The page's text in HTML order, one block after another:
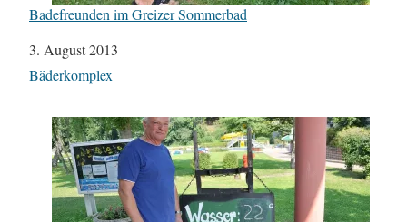
Badefreunden im Greizer Sommerbad
Datum
3. August 2013
In Bezug auf
Bäderkomplex